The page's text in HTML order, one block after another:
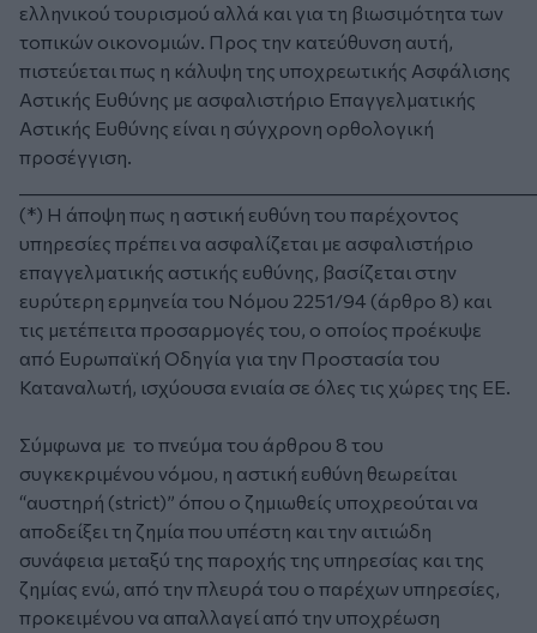
ελληνικού τουρισμού αλλά και για τη βιωσιμότητα των
τοπικών οικονομιών. Προς την κατεύθυνση αυτή,
πιστεύεται πως η κάλυψη της υποχρεωτικής Ασφάλισης
Αστικής Ευθύνης με ασφαλιστήριο Επαγγελματικής
Αστικής Ευθύνης είναι η σύγχρονη ορθολογική
προσέγγιση.
(*) Η άποψη πως η αστική ευθύνη του παρέχοντος
υπηρεσίες πρέπει να ασφαλίζεται με ασφαλιστήριο
επαγγελματικής αστικής ευθύνης, βασίζεται στην
ευρύτερη ερμηνεία του Νόμου 2251/94 (άρθρο 8) και
τις μετέπειτα προσαρμογές του, ο οποίος προέκυψε
από Ευρωπαϊκή Οδηγία για την Προστασία του
Καταναλωτή, ισχύουσα ενιαία σε όλες τις χώρες της ΕΕ.
Σύμφωνα με το πνεύμα του άρθρου 8 του
συγκεκριμένου νόμου, η αστική ευθύνη θεωρείται
“αυστηρή (strict)” όπου ο ζημιωθείς υποχρεούται να
αποδείξει τη ζημία που υπέστη και την αιτιώδη
συνάφεια μεταξύ της παροχής της υπηρεσίας και της
ζημίας ενώ, από την πλευρά του ο παρέχων υπηρεσίες,
προκειμένου να απαλλαγεί από την υποχρέωση